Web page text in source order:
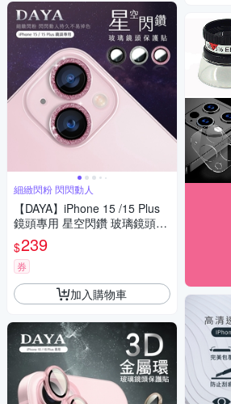
細緻閃粉 閃閃動人
【DAYA】iPhone 15 /15 Plus
鏡頭專用 星空閃鑽 玻璃鏡頭保
護貼膜
$239
券
加入購物車